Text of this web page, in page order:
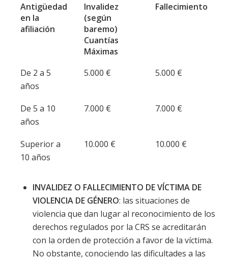
Antigüedad
en la
afiliación
Invalidez
(según
baremo)
Cuantías
Máximas
Fallecimiento
De 2 a 5
años
5.000 € 5.000 €
De 5 a 10
años
7.000 € 7.000 €
Superior a
10 años
10.000 € 10.000 €
INVALIDEZ O FALLECIMIENTO DE VÍCTIMA DE
VIOLENCIA DE GÉNERO: las situaciones de
violencia que dan lugar al reconocimiento de los
derechos regulados por la CRS se acreditarán
con la orden de protección a favor de la víctima.
No obstante, conociendo las dificultades a las